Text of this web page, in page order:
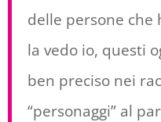
delle persone che
la vedo io, questi
ben preciso nei
“personaggi” al